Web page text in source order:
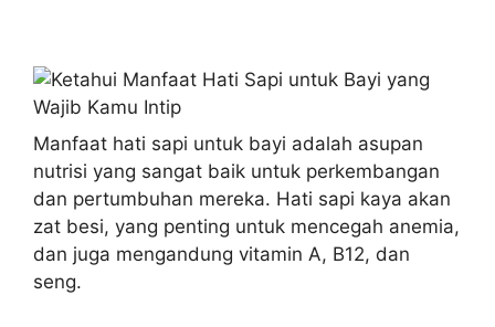
Manfaat hati sapi untuk bayi adalah asupan
nutrisi yang sangat baik untuk perkembangan
dan pertumbuhan mereka. Hati sapi kaya akan
zat besi, yang penting untuk mencegah anemia,
dan juga mengandung vitamin A, B12, dan
seng.